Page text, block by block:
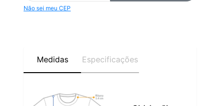
Não sei meu CEP
Medidas Especificações